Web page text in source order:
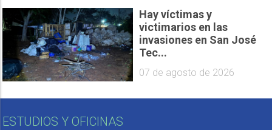
Hay víctimas y
victimarios en las
invasiones en San José
Tec...
07 de agosto de 2026
ESTUDIOS Y OFICINAS